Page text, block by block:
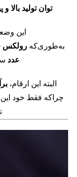
توان تولید بالا
این
به‌طوری‌که رولکس حدود
عدد
البته این ارقام،
چراکه فقط خود